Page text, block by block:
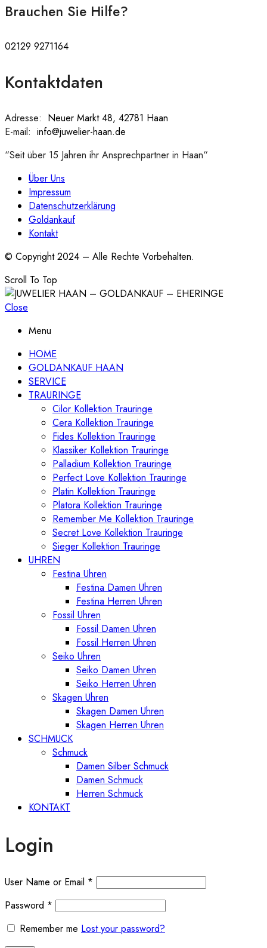
Brauchen Sie Hilfe?
02129 9271164
Kontaktdaten
Adresse: Neuer Markt 48, 42781 Haan
E-mail: info@juwelier-haan.de
“Seit über 15 Jahren ihr Ansprechpartner in Haan“
Über Uns
Impressum
Datenschutzerklärung
Goldankauf
Kontakt
© Copyright 2024 – Alle Rechte Vorbehalten.
Scroll To Top
Close
Menu
HOME
GOLDANKAUF HAAN
SERVICE
TRAURINGE
Cilor Kollektion Trauringe
Cera Kollektion Trauringe
Fides Kollektion Trauringe
Klassiker Kollektion Trauringe
Palladium Kollektion Trauringe
Perfect Love Kollektion Trauringe
Platin Kollektion Trauringe
Platora Kollektion Trauringe
Remember Me Kollektion Trauringe
Secret Love Kollektion Trauringe
Sieger Kollektion Trauringe
UHREN
Festina Uhren
Festina Damen Uhren
Festina Herren Uhren
Fossil Uhren
Fossil Damen Uhren
Fossil Herren Uhren
Seiko Uhren
Seiko Damen Uhren
Seiko Herren Uhren
Skagen Uhren
Skagen Damen Uhren
Skagen Herren Uhren
SCHMUCK
Schmuck
Damen Silber Schmuck
Damen Schmuck
Herren Schmuck
KONTAKT
Login
User Name or Email *
Password *
Remember me Lost your password?